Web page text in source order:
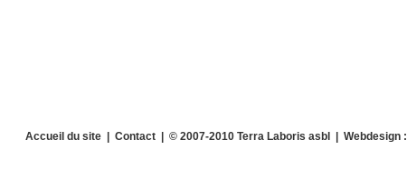
Accueil du site| Contact| © 2007-2010 Terra Laboris asbl | Webdesign :